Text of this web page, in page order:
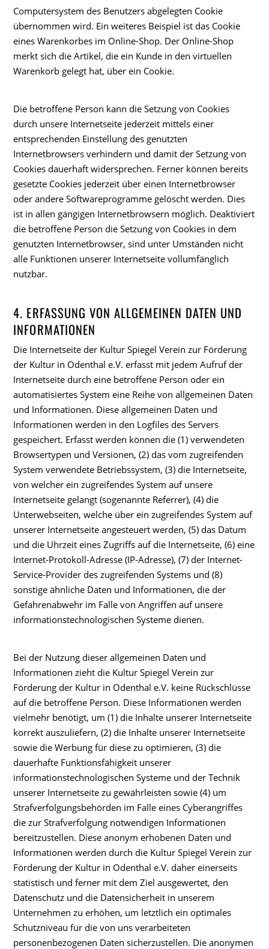
Computersystem des Benutzers abgelegten Cookie
übernommen wird. Ein weiteres Beispiel ist das Cookie
eines Warenkorbes im Online-Shop. Der Online-Shop
merkt sich die Artikel, die ein Kunde in den virtuellen
Warenkorb gelegt hat, über ein Cookie.
Die betroffene Person kann die Setzung von Cookies
durch unsere Internetseite jederzeit mittels einer
entsprechenden Einstellung des genutzten
Internetbrowsers verhindern und damit der Setzung von
Cookies dauerhaft widersprechen. Ferner können bereits
gesetzte Cookies jederzeit über einen Internetbrowser
oder andere Softwareprogramme gelöscht werden. Dies
ist in allen gängigen Internetbrowsern möglich. Deaktiviert
die betroffene Person die Setzung von Cookies in dem
genutzten Internetbrowser, sind unter Umständen nicht
alle Funktionen unserer Internetseite vollumfänglich
nutzbar.
4. ERFASSUNG VON ALLGEMEINEN DATEN UND
INFORMATIONEN
Die Internetseite der Kultur Spiegel Verein zur Förderung
der Kultur in Odenthal e.V. erfasst mit jedem Aufruf der
Internetseite durch eine betroffene Person oder ein
automatisiertes System eine Reihe von allgemeinen Daten
und Informationen. Diese allgemeinen Daten und
Informationen werden in den Logfiles des Servers
gespeichert. Erfasst werden können die (1) verwendeten
Browsertypen und Versionen, (2) das vom zugreifenden
System verwendete Betriebssystem, (3) die Internetseite,
von welcher ein zugreifendes System auf unsere
Internetseite gelangt (sogenannte Referrer), (4) die
Unterwebseiten, welche über ein zugreifendes System auf
unserer Internetseite angesteuert werden, (5) das Datum
und die Uhrzeit eines Zugriffs auf die Internetseite, (6) eine
Internet-Protokoll-Adresse (IP-Adresse), (7) der Internet-
Service-Provider des zugreifenden Systems und (8)
sonstige ähnliche Daten und Informationen, die der
Gefahrenabwehr im Falle von Angriffen auf unsere
informationstechnologischen Systeme dienen.
Bei der Nutzung dieser allgemeinen Daten und
Informationen zieht die Kultur Spiegel Verein zur
Förderung der Kultur in Odenthal e.V. keine Rückschlüsse
auf die betroffene Person. Diese Informationen werden
vielmehr benötigt, um (1) die Inhalte unserer Internetseite
korrekt auszuliefern, (2) die Inhalte unserer Internetseite
sowie die Werbung für diese zu optimieren, (3) die
dauerhafte Funktionsfähigkeit unserer
informationstechnologischen Systeme und der Technik
unserer Internetseite zu gewährleisten sowie (4) um
Strafverfolgungsbehörden im Falle eines Cyberangriffes
die zur Strafverfolgung notwendigen Informationen
bereitzustellen. Diese anonym erhobenen Daten und
Informationen werden durch die Kultur Spiegel Verein zur
Förderung der Kultur in Odenthal e.V. daher einerseits
statistisch und ferner mit dem Ziel ausgewertet, den
Datenschutz und die Datensicherheit in unserem
Unternehmen zu erhöhen, um letztlich ein optimales
Schutzniveau für die von uns verarbeiteten
personenbezogenen Daten sicherzustellen. Die anonymen